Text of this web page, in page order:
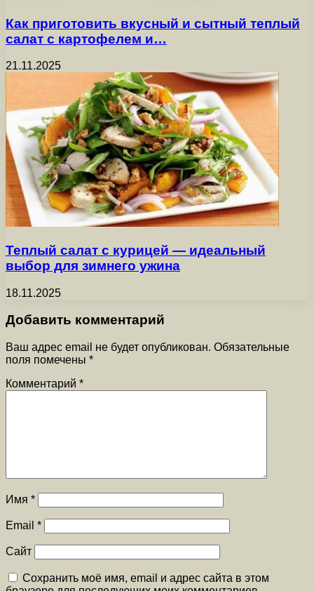
Как приготовить вкусный и сытный теплый
салат с картофелем и…
21.11.2025
Теплый салат с курицей — идеальный
выбор для зимнего ужина
18.11.2025
Добавить комментарий
Ваш адрес email не будет опубликован. Обязательные
поля помечены *
Комментарий *
Имя *
Email *
Сайт
Сохранить моё имя, email и адрес сайта в этом